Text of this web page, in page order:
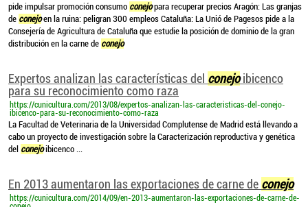
pide impulsar promoción consumo conejopara recuperar precios Aragón: Las granjas
de conejoen la ruina: peligran 300 empleos Cataluña: La Unió de Pagesos pide a la
Consejería de Agricultura de Cataluña que estudie la posición de dominio de la gran
distribución en la carne de conejo
Expertos analizan las características del conejoibicenco
para su reconocimiento como raza
https://cunicultura.com/2013/08/expertos-analizan-las-caracteristicas-del-conejo-
ibicenco-para-su-reconocimiento-como-raza
La Facultad de Veterinaria de la Universidad Complutense de Madrid está llevando a
cabo un proyecto de investigación sobre la Caracterización reproductiva y genética
del conejoibicenco ...
En 2013 aumentaron las exportaciones de carne de conejo
https://cunicultura.com/2014/09/en-2013-aumentaron-las-exportaciones-de-carne-de-